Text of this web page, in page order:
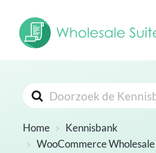
Zoeken
Naar
Home
Kennisbank
WooCommerce